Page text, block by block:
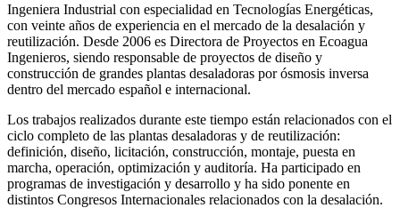
Ingeniera Industrial con especialidad en Tecnologías Energéticas,
con veinte años de experiencia en el mercado de la desalación y
reutilización. Desde 2006 es Directora de Proyectos en Ecoagua
Ingenieros, siendo responsable de proyectos de diseño y
construcción de grandes plantas desaladoras por ósmosis inversa
dentro del mercado español e internacional.
Los trabajos realizados durante este tiempo están relacionados con el
ciclo completo de las plantas desaladoras y de reutilización:
definición, diseño, licitación, construcción, montaje, puesta en
marcha, operación, optimización y auditoría. Ha participado en
programas de investigación y desarrollo y ha sido ponente en
distintos Congresos Internacionales relacionados con la desalación.